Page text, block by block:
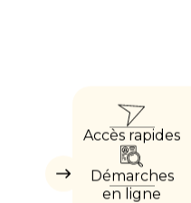
Masquer
Accès rapides
Démarches
en ligne